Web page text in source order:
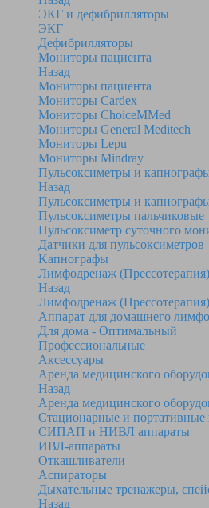
ЭКГ и дефибрилляторы
ЭКГ
Дефибрилляторы
Мониторы пациента
Назад
Мониторы пациента
Мониторы Cardex
Мониторы ChoiceMMed
Мониторы General Meditech
Мониторы Lepu
Мониторы Mindray
Пульсоксиметры и
Назад
Пульсоксиметры и
Пульсоксиметры пальчиковые
Пульсоксиметр суточного
Датчики для пульсоксиметров
Kапнографы
Лимфодренаж (Прессотерапия)
Назад
Лимфодренаж (Прессотерапия)
Аппарат для домашнего
Для дома - Оптимальный
Профессиональные
Аксессуары
Аренда медицинского
Назад
Аренда медицинского
Стационарные и портативные
СИПАП и НИВЛ аппараты
ИВЛ-аппараты
Откашливатели
Аспираторы
Дыхательные тренажеры,
Назад